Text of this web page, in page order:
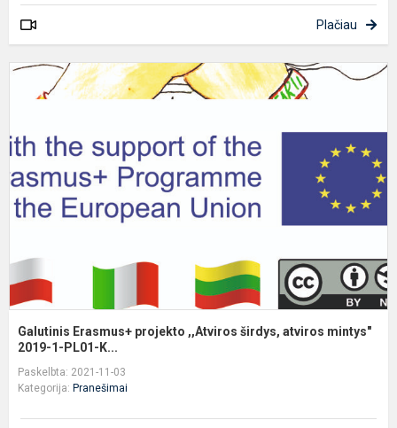
Plačiau
Galutinis Erasmus+ projekto ,,Atviros širdys, atviros mintys"
2019-1-PL01-K...
Paskelbta: 2021-11-03
Kategorija: Pranešimai